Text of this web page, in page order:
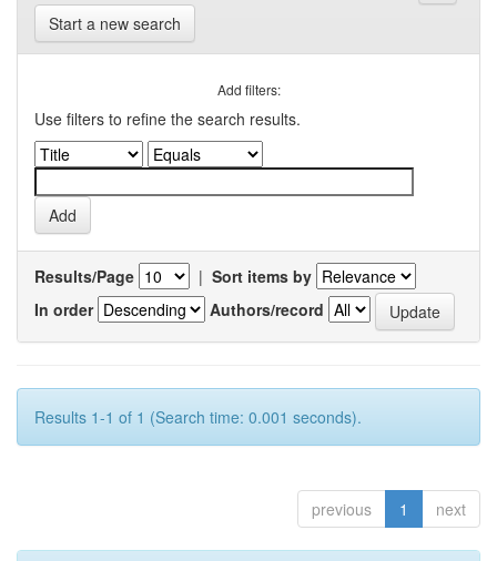
Start a new search
Add filters:
Use filters to refine the search results.
Results/Page | Sort items by
In order
Authors/record
Results 1-1 of 1 (Search time: 0.001 seconds).
previous 1 next